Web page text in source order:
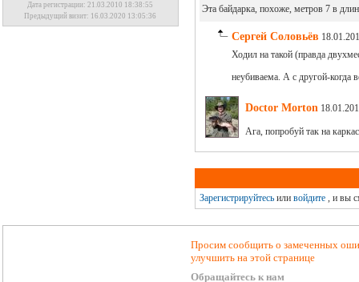
Дата регистрации: 21.03.2010 18:38:55
Предыдущий визит: 16.03.2020 13:05:36
Эта байдарка, похоже, метров 7 в
Сергей Соловьёв
Ходил на такой (правда
неубиваема. А с другой-когда
Doctor Morton
Ага, попробуй так на
Зарегистрируйтесьили войдите, и вы
Просим сообщить о замеченных
улучшить на этой странице
Обращайтесь к нам